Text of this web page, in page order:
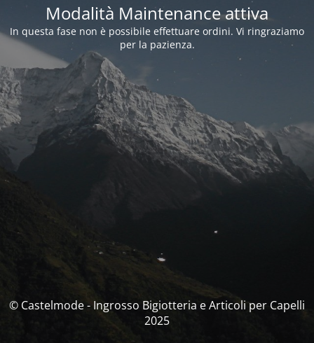
Modalità Maintenance attiva
In questa fase non è possibile effettuare ordini. Vi ringraziamo
per la pazienza.
© Castelmode - Ingrosso Bigiotteria e Articoli per Capelli
2025